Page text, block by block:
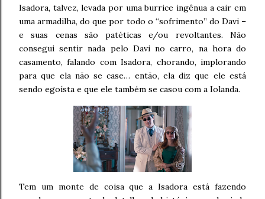
Isadora, talvez, levada por uma burrice ingênua a cair em
uma armadilha, do que por todo o “sofrimento” do Davi –
e suas cenas são patéticas e/ou revoltantes. Não
consegui sentir nada pelo Davi no carro, na hora do
casamento, falando com Isadora, chorando, implorando
para que ela não se case… então, ela diz que ele está
sendo egoísta e que ele também se casou com a Iolanda.
Tem um monte de coisa que a Isadora está fazendo